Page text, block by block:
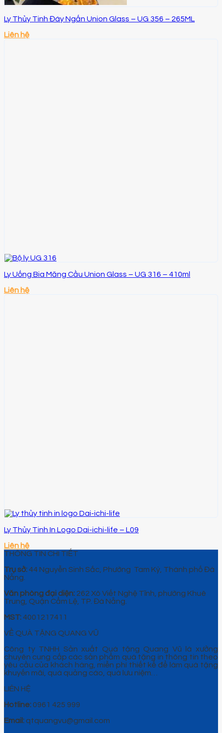
Ly Thủy Tinh Đáy Ngấn Union Glass – UG 356 – 265ML
Liên hệ
Ly Uống Bia Măng Cầu Union Glass – UG 316 – 410ml
Liên hệ
Ly Thủy Tinh In Logo Dai-ichi-life – L09
Liên hệ
THÔNG TIN CHI TIẾT
Trụ sở: 44 Nguyễn Sinh Sắc, Phường Tam Kỳ, Thành phố Đà
Nẵng.
Văn phòng đại diện: 262 Xô Viết Nghệ Tĩnh, phường Khuê
Trung, Quận Cẩm Lệ, TP. Đà Nẵng.
MST: 4001217411
VỀ QUÀ TẶNG QUANG VŨ
Công ty TNHH Sản xuất Quà tặng Quang Vũ là xưởng
chuyên cung cấp các sản phẩm quà tặng in thông tin theo
yêu cầu của khách hàng, miễn phí thiết kế để làm quà tặng
khuyến mãi, quà quảng cáo, quà lưu niệm…
LIÊN HỆ
Hotline: 0961 425 999
Email: qtquangvu@gmail.com